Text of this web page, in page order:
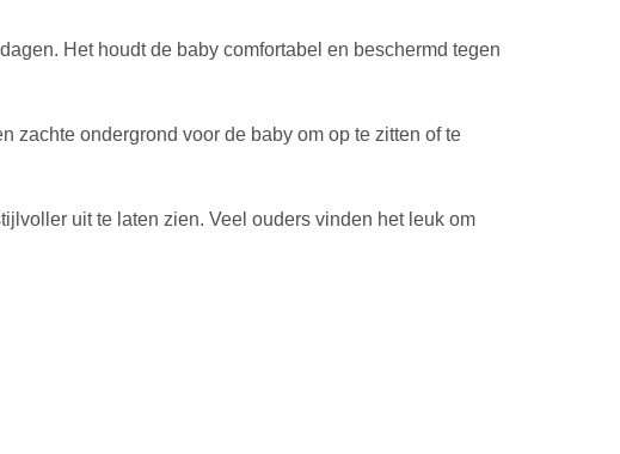
Het houdt de baby comfortabel en beschermd tegen
zachte ondergrond voor de baby om op te zitten of te
uit te laten zien. Veel ouders vinden het leuk om